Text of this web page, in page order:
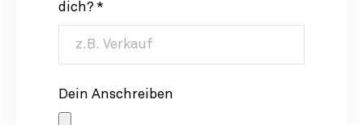
dich? *
Dein Anschreiben